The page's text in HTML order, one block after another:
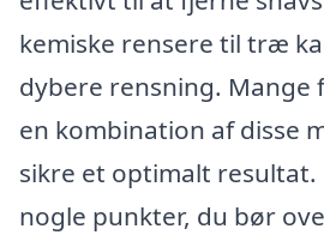
kemiske rensere til træ
dybere rensning. Mange
en kombination af disse
sikre et optimalt
nogle punkter, du bør